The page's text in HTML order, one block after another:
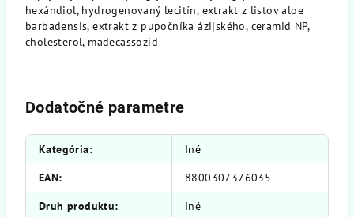
hexándiol, hydrogenovaný lecitín, extrakt z listov aloe
barbadensis, extrakt z pupočníka ázijského, ceramid NP,
cholesterol, madecassozid
Dodatočné parametre
Kategória:
Iné
EAN:
8800307376035
Druh produktu: Iné